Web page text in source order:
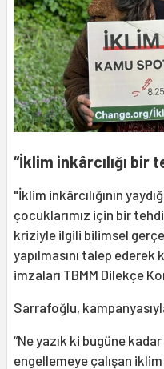
“İklim inkârcılığı bir
"İklim inkârcılığının
çocuklarımız için bir
kriziyle ilgili bilimsel
yapılmasını talep ederek
imzaları TBMM Dilekçe
Sarrafoğlu,
“Ne yazık ki bugüne
engellemeye çalışan iklim